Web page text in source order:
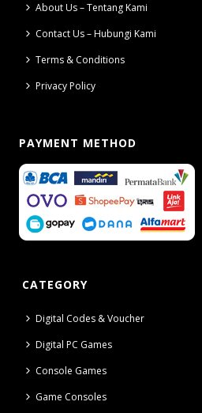
About Us – Tentang Kami
Contact Us – Hubungi Kami
Terms & Conditions
Privacy Policy
PAYMENT METHOD
CATEGORY
Digital Codes & Voucher
Digital PC Games
Console Games
Game Consoles